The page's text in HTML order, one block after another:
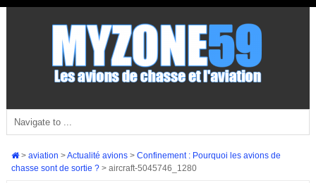
> aviation >Actualité avions> Confinement : Pourquoi les avions de
chasse sont de sortie ?> aircraft-5045746_1280